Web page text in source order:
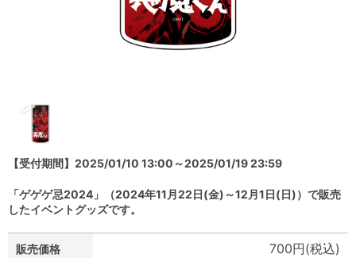
【受付期間】2025/01/10 13:00～2025/01/19 23:59
「ゲゲゲ忌2024」（2024年11月22日(金)～12月1日(日)）で販売
したイベントグッズです。
販売価格 700円(税込)